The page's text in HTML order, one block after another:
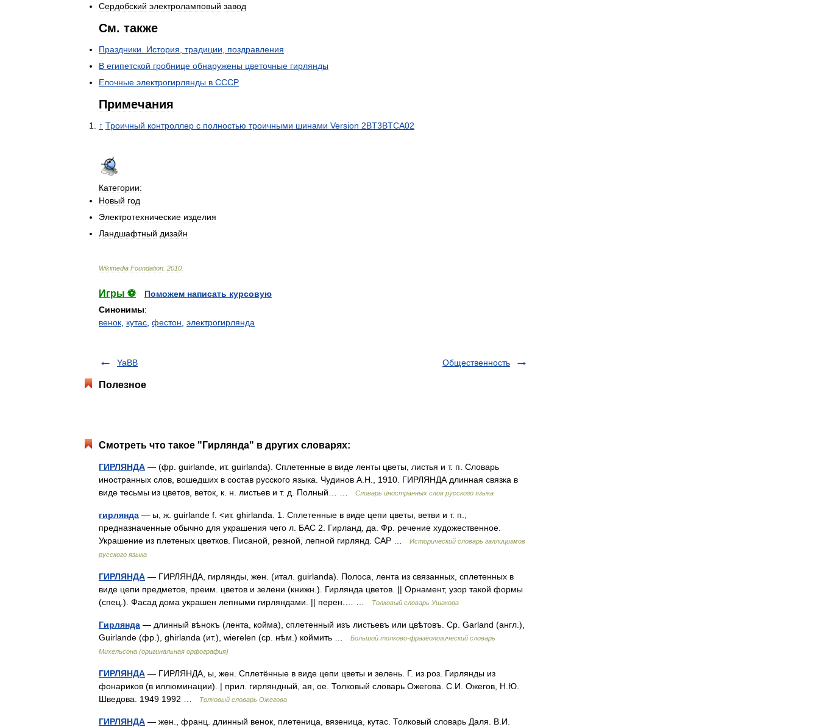
Сердобский электроламповый завод
См. также
Праздники История традиции
поздравления
В египетской гробнице обнаружены цветочные гирлянды
Елочные электрогирлянды в СССР
Примечания
↑ Троичный контроллер с полностью троичными шинами Version 2BT3BTCA02
Категории:
Новый год
Электротехнические изделия
Ландшафтный дизайн
Wikimedia Foundation 2010
Игры ⚽
Поможем написать курсовую
Синонимы:
венок кутас фестон электрогирлянда
YaBB Общественность
Полезное
Смотреть что такое "Гирлянда" в других словарях:
ГИРЛЯНДА — (фр. guirlande, ит. guirlanda). Сплетенные в виде ленты цветы, листья и т. п. Словарь
иностранных слов, вошедших в состав русского языка. Чудинов А.Н., 1910. ГИРЛЯНДА длинная связка в
виде тесьмы из цветов, веток, к. н. листьев и т. д. Полный… …
Словарь иностранных слов русского языка
гирлянда — ы, ж. guirlande f. <ит. ghirlanda. 1. Сплетенные в виде цепи цветы, ветви и т. п.,
предназначенные обычно для украшения чего л. БАС 2. Гирланд, да. Фр. речение художественное.
Украшение из плетеных цветков. Писаной, резной, лепной гирлянд. САР …
Исторический словарь галлицизмов
русского языка
ГИРЛЯНДА — ГИРЛЯНДА, гирлянды, жен. (итал. guirlanda). Полоса, лента из связанных, сплетенных в
виде цепи предметов, преим. цветов и зелени (книжн.). Гирлянда цветов. || Орнамент, узор такой формы
(спец.). Фасад дома украшен лепными гирляндами. || перен.… …
Толковый словарь Ушакова
Гирлянда — длинный вѣнокъ (лента, койма), сплетенный изъ листьевъ или цвѣтовъ. Ср. Garland (англ.),
Guirlande (фр.), ghirlanda (ит.), wierelen (ср. нѣм.) коймить …
Большой толково-фразеологический словарь
Михельсона (оригинальная орфография)
ГИРЛЯНДА — ГИРЛЯНДА, ы, жен. Сплетённые в виде цепи цветы и зелень. Г. из роз. Гирлянды из
фонариков (в иллюминации). | прил. гирляндный, ая, ое. Толковый словарь Ожегова. С.И. Ожегов, Н.Ю.
Шведова. 1949 1992 …
Толковый словарь Ожегова
ГИРЛЯНДА — жен., франц. длинный венок, плетеница, вязеница, кутас. Толковый словарь Даля. В.И.